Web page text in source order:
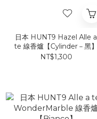
日本 HUNT9 Hazel Alle a
te 線香爐【Cylinder－黑】
NT$1,300